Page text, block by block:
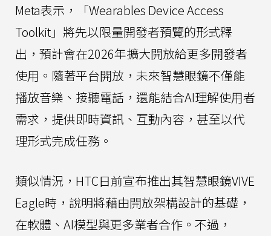
Meta表示，「Wearables Device Access
Toolkit」將先以限量開發者預覽的形式釋
出，預計會在2026年擴大開放給更多開發者
使用。隨著平台開放，未來智慧眼鏡不僅能
播放音樂、接聽電話，還能結合AI理解使用者
需求，提供即時資訊、互動內容，甚至以代
理形式完成任務。
類似情況，HTC日前宣布推出其智慧眼鏡VIVE
Eagle時，說明將藉由開放架構設計的基礎，
在軟體、AI模型與更多業者合作。不過，